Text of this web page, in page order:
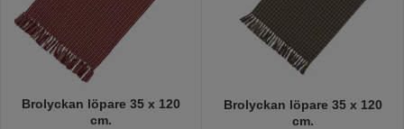
Brolyckan löpare 35 x 120
cm.
Brolyckan löpare 35 x 120
cm.